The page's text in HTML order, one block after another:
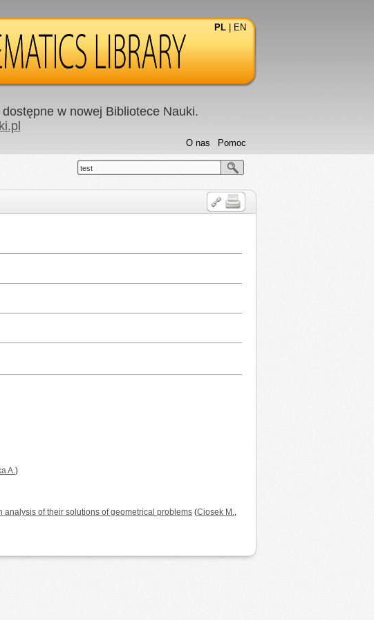
PL EN
w nowej Bibliotece Nauki.
Pomoc
O nas
test
A.)
analysis of their solutions of geometrical problems (Ciosek M.,